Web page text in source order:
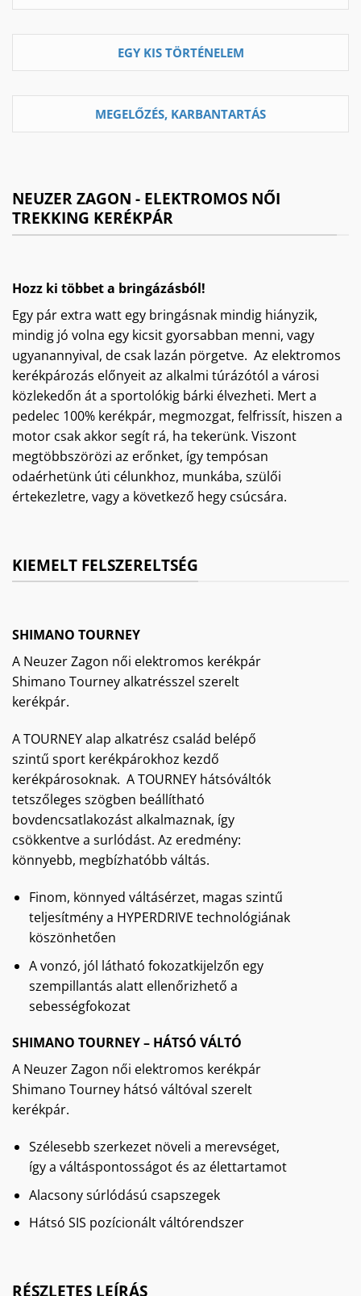
EGY KIS TÖRTÉNELEM
MEGELŐZÉS, KARBANTARTÁS
NEUZER ZAGON - ELEKTROMOS NŐI
TREKKING KERÉKPÁR
Hozz ki többet a bringázásból!
Egy pár extra watt egy bringásnak mindig hiányzik,
mindig jó volna egy kicsit gyorsabban menni, vagy
ugyanannyival, de csak lazán pörgetve. Az elektromos
kerékpározás előnyeit az alkalmi túrázótól a városi
közlekedőn át a sportolókig bárki élvezheti. Mert a
pedelec 100% kerékpár, megmozgat, felfrissít, hiszen a
motor csak akkor segít rá, ha tekerünk. Viszont
megtöbbszörözi az erőnket, így tempósan
odaérhetünk úti célunkhoz, munkába, szülői
értekezletre, vagy a következő hegy csúcsára.
KIEMELT FELSZERELTSÉG
SHIMANO TOURNEY
A Neuzer Zagon női elektromos kerékpár
Shimano Tourney alkatrésszel szerelt
kerékpár.
A TOURNEY alap alkatrész család belépő
szintű sport kerékpárokhoz kezdő
kerékpárosoknak. A TOURNEY hátsóváltók
tetszőleges szögben beállítható
bovdencsatlakozást alkalmaznak, így
csökkentve a surlódást. Az eredmény:
könnyebb, megbízhatóbb váltás.
Finom, könnyed váltásérzet, magas szintű
teljesítmény a HYPERDRIVE technológiának
köszönhetően
A vonzó, jól látható fokozatkijelzőn egy
szempillantás alatt ellenőrizhető a
sebességfokozat
SHIMANO TOURNEY – HÁTSÓ VÁLTÓ
A Neuzer Zagon női elektromos kerékpár
Shimano Tourney hátsó váltóval szerelt
kerékpár.
Szélesebb szerkezet növeli a merevséget,
így a váltáspontosságot és az élettartamot
Alacsony súrlódású csapszegek
Hátsó SIS pozícionált váltórendszer
RÉSZLETES LEÍRÁS